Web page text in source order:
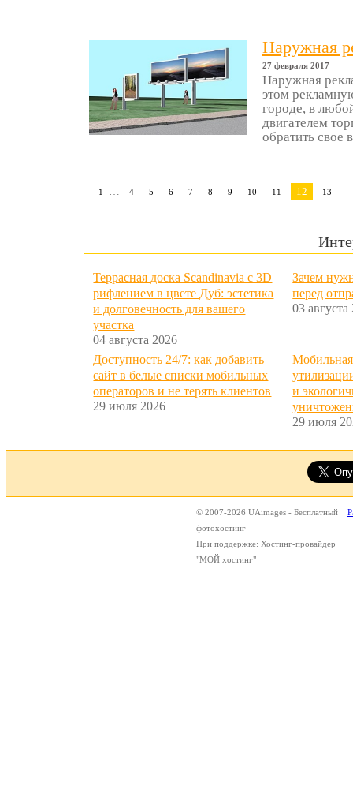
Наружная
27 февраля 2017
Наружная
этом
городе, в
двигателем
обратить свое
1 … 4 5 6 7 8 9 10 11 12 13
Террасная доска Scandinavia с 3D
рифлением в цвете Дуб: эстетика
и долговечность для вашего
участка
04 августа 2026
Зачем
перед
03 августа
Доступность 24/7: как добавить
сайт в белые списки мобильных
операторов и не терять клиентов
29 июля 2026
Мобильная
и
29 июля
© 2007-2026 UAimages - Бесплатный
фотохостинг
При поддержке: Хостинг-провайдер
"МОЙ хостинг"